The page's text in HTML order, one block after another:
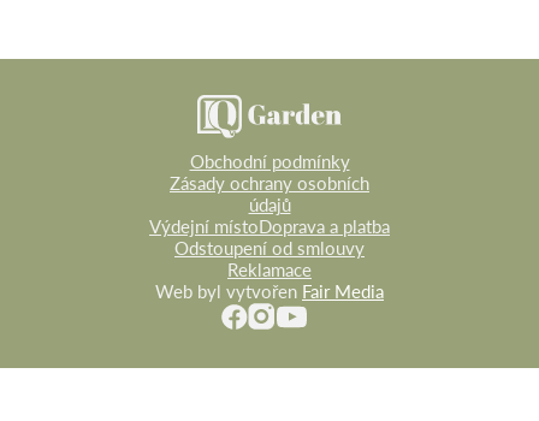
Obchodní podmínky
Zásady ochrany osobních
údajů
Výdejní místoDoprava a platba
Odstoupení od smlouvy
Reklamace
Web byl vytvořen Fair Media